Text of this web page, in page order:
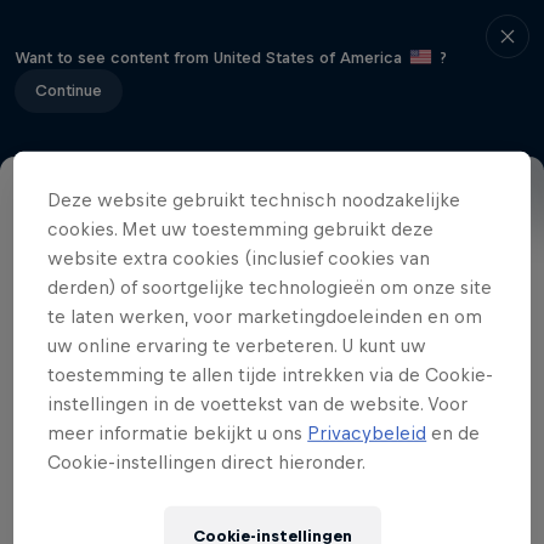
Want to see content from United States of America
?
Continue
De Mondo Classic is back! Recordhouder
Armand 'Mondo' Duplantis nodigde het
kruim van de polstokwereld uit in
Uppsala voor de eerste wedstrijd van
2024. En wie zegt polsstokspringen, zegt
ook onze landgenoot Ben Broeders! Want
yes, ook hij is erbij in Zweden en gaat de
strijd aan met topatleten als Chris Nilsen,
Deze website gebruikt technisch noodzakelijke
cookies. Met uw toestemming gebruikt deze
website extra cookies (inclusief cookies van
derden) of soortgelijke technologieën om onze site
te laten werken, voor marketingdoeleinden en om
uw online ervaring te verbeteren. U kunt uw
toestemming te allen tijde intrekken via de Cookie-
instellingen in de voettekst van de website. Voor
meer informatie bekijkt u ons Privacybeleid en de
Cookie-instellingen direct hieronder.
Cookie-instellingen